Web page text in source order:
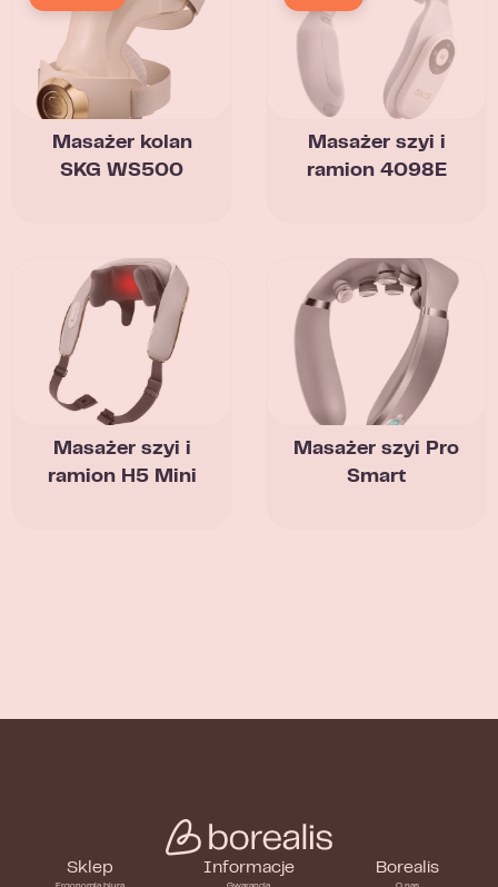
Masażer kolan
SKG WS500
Masażer szyi i
ramion 4098E
Masażer szyi i
ramion H5 Mini
Masażer szyi Pro
Smart
Sklep Informacje Borealis